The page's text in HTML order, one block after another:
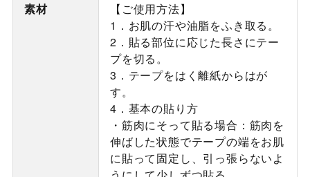
素材
【ご使用方法】
1．お肌の汗や油脂をふき取る。
2．貼る部位に応じた長さにテー
プを切る。
3．テープをはく離紙からはが
す。
4．基本の貼り方
・筋肉にそって貼る場合：筋肉を
伸ばした状態でテープの端をお肌
に貼って固定し、引っ張らないよ